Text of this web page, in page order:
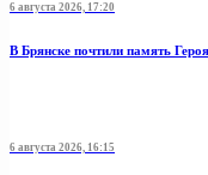
6 августа 2026, 17:20
В Брянске почтили память
6 августа 2026, 16:15